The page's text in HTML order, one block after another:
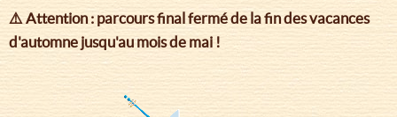
⚠️ Attention : parcours final fermé de la fin des vacances
d'automne jusqu'au mois de mai !